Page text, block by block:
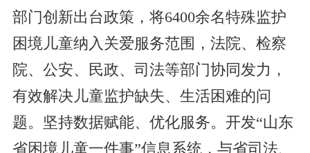
部门创新出台政策，将6400余名特殊监护
困境儿童纳入关爱服务范围，法院、检察
院、公安、民政、司法等部门协同发力，
有效解决儿童监护缺失、生活困难的问
题。坚持数据赋能、优化服务。开发“山东
省困境儿童一件事”信息系统，与省司法、